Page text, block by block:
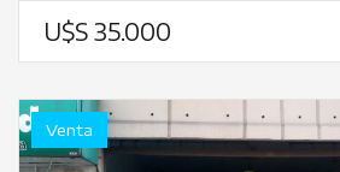
U$S 35.000
Venta